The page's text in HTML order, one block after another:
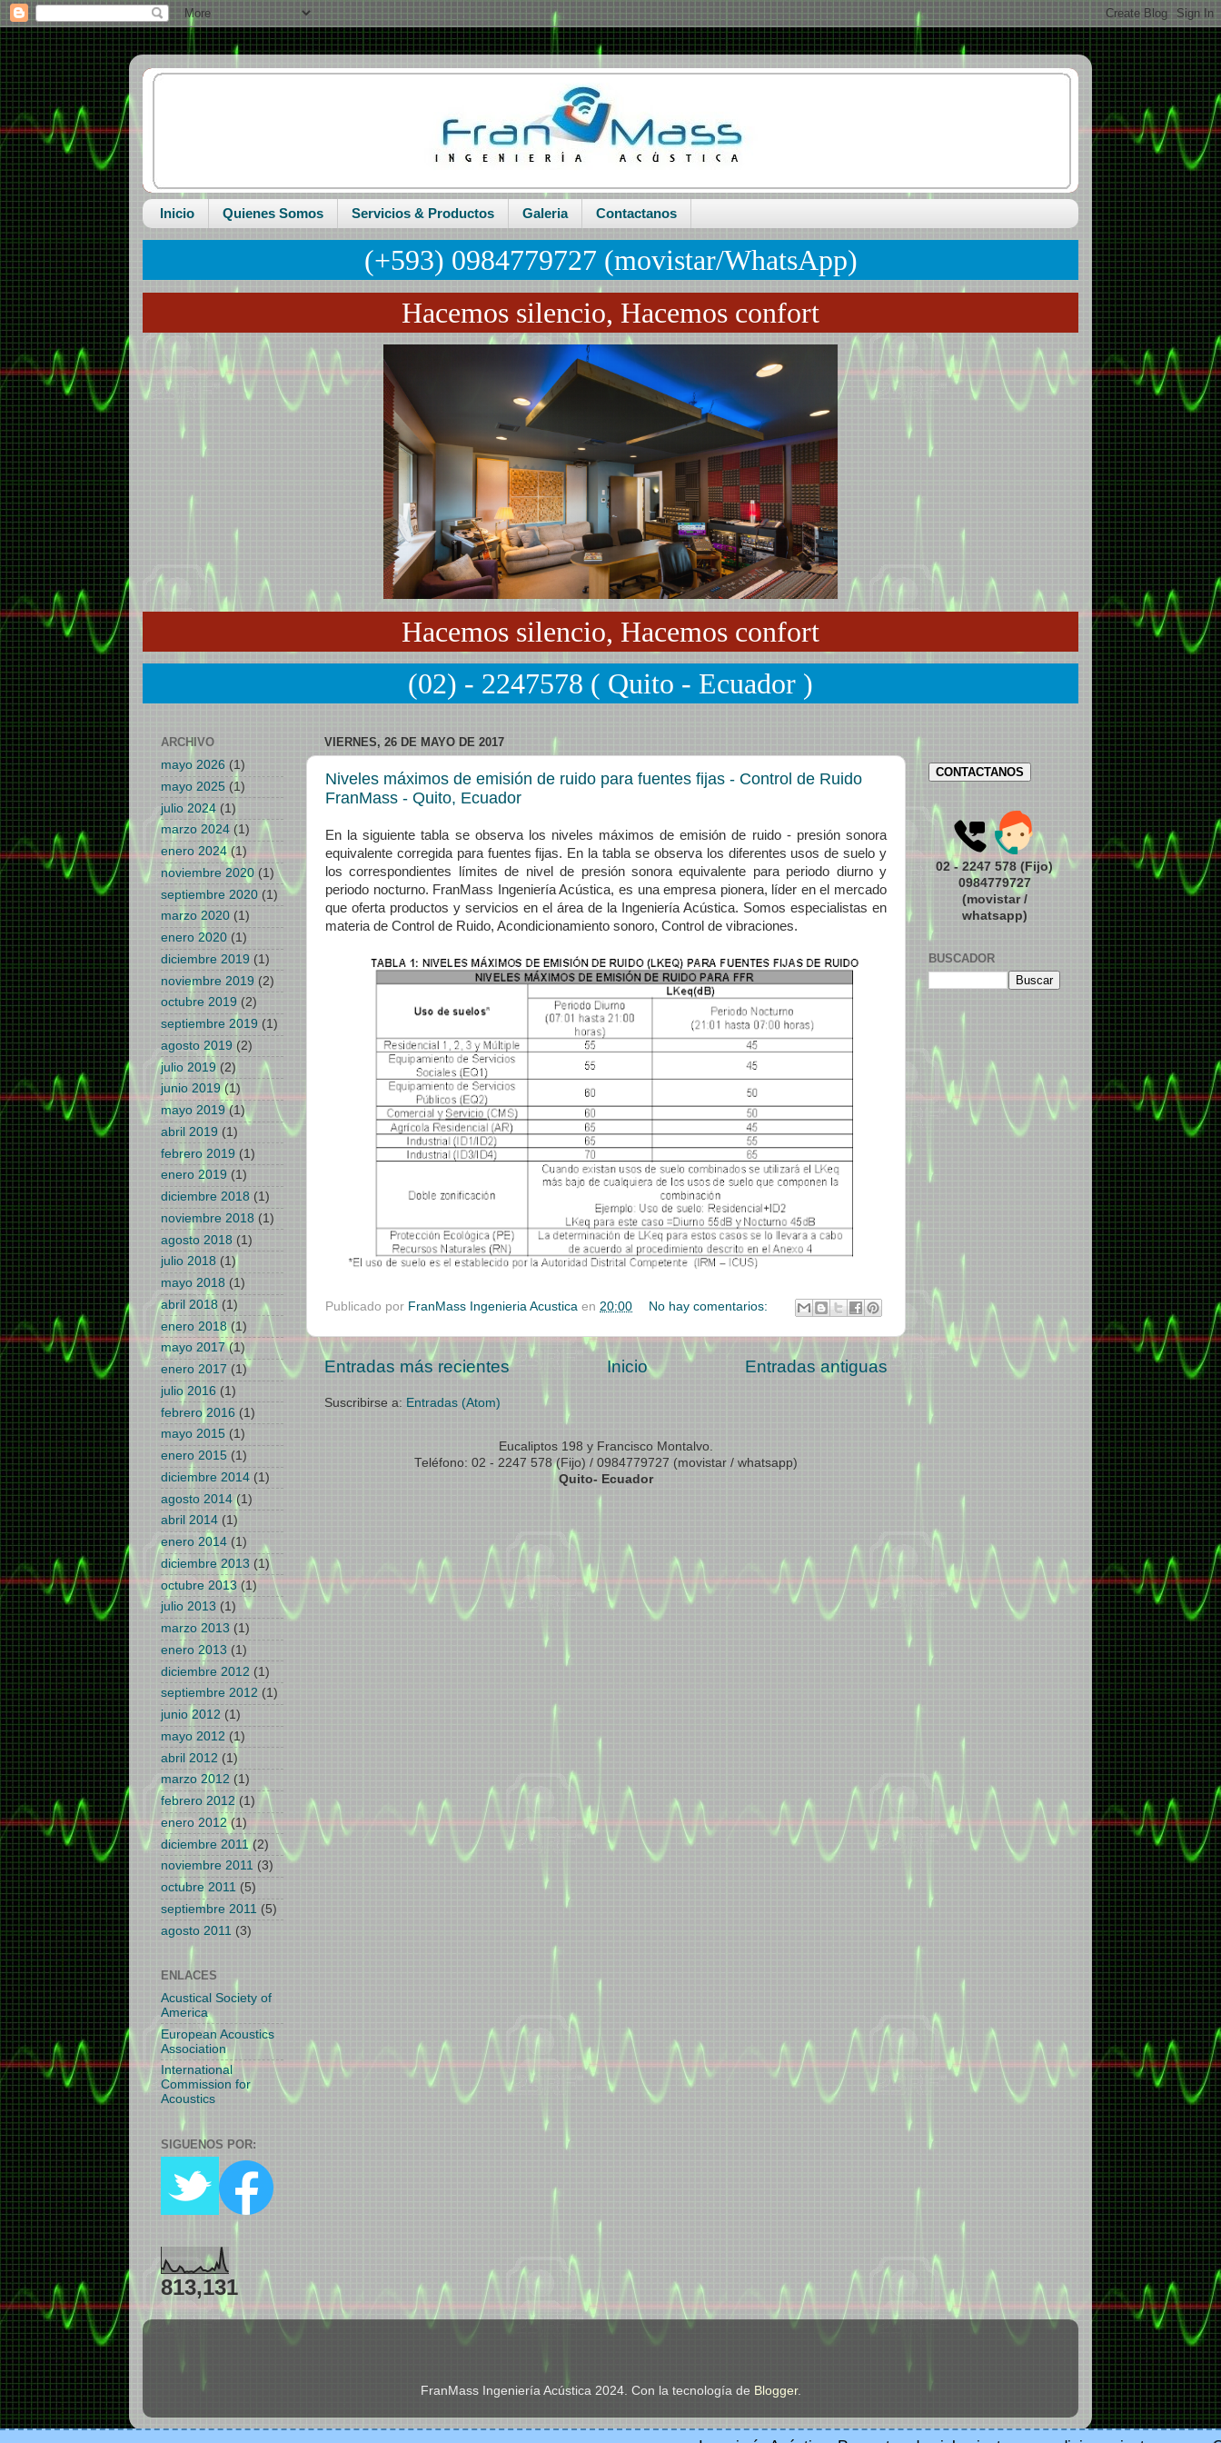
Inicio Quienes Somos Servicios & Productos Galeria Contactanos
(+593) 0984779727 (movistar/WhatsApp)
Hacemos silencio, Hacemos confort
Hacemos silencio, Hacemos confort
(02) - 2247578 ( Quito - Ecuador )
VIERNES, 26 DE MAYO DE 2017
Niveles máximos de emisión de ruido para fuentes fijas - Control de Ruido
FranMass - Quito, Ecuador
En la siguiente tabla se observa los niveles máximos de emisión de ruido - presión sonora
equivalente corregida para fuentes fijas. En la tabla se observa los diferentes usos de suelo y
los correspondientes límites de nivel de presión sonora equivalente para periodo diurno y
periodo nocturno. FranMass Ingeniería Acústica, es una empresa pionera, líder en el mercado
que oferta productos y servicios en el área de la Ingeniería Acústica. Somos especialistas en
materia de Control de Ruido, Acondicionamiento sonoro, Control de vibraciones.
Publicado por FranMass Ingenieria Acustica en 20:00 No hay comentarios:
Entradas más recientes Entradas antiguas
Inicio
Suscribirse a: Entradas (Atom)
Eucaliptos 198 y Francisco Montalvo.
Teléfono: 02 - 2247 578 (Fijo) / 0984779727 (movistar / whatsapp)
Quito- Ecuador
ARCHIVO
mayo 2026 (1)
mayo 2025 (1)
julio 2024 (1)
marzo 2024 (1)
enero 2024(1)
noviembre 2020 (1)
septiembre 2020 (1)
marzo 2020 (1)
enero 2020 (1)
diciembre 2019 (1)
noviembre 2019 (2)
octubre 2019 (2)
septiembre 2019 (1)
agosto 2019 (2)
julio 2019 (2)
junio 2019(1)
mayo 2019(1)
abril 2019 (1)
febrero 2019 (1)
enero 2019 (1)
diciembre 2018 (1)
noviembre 2018 (1)
agosto 2018 (1)
julio 2018 (1)
mayo 2018 (1)
abril 2018 (1)
enero 2018(1)
mayo 2017(1)
enero 2017 (1)
julio 2016 (1)
febrero 2016 (1)
mayo 2015 (1)
enero 2015 (1)
diciembre 2014 (1)
agosto 2014(1)
abril 2014 (1)
enero 2014 (1)
diciembre 2013 (1)
octubre 2013(1)
julio 2013 (1)
marzo 2013 (1)
enero 2013 (1)
diciembre 2012 (1)
septiembre 2012 (1)
junio 2012 (1)
mayo 2012 (1)
abril 2012 (1)
marzo 2012 (1)
febrero 2012 (1)
enero 2012(1)
diciembre 2011(2)
noviembre 2011 (3)
octubre 2011 (5)
septiembre 2011 (5)
agosto 2011 (3)
ENLACES
Acustical Society of
America
European Acoustics
Association
International
Commission for
Acoustics
SIGUENOS POR:
813,131
CONTACTANOS
02 - 2247 578 (Fijo)
0984779727
(movistar /
whatsapp)
BUSCADOR
FranMass Ingeniería Acústica 2024. Con la tecnología de Blogger.